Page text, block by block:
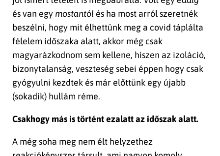
és van egy mostantól és ha most arról szeretnék
beszélni, hogy mit élhettünk meg a covid táplálta
félelem időszaka alatt, akkor még csak
magyarázkodnom sem kellene, hiszen az izoláció,
bizonytalanság, veszteség sebei éppen hogy csak
gyógyulni kezdtek és már előttünk egy újabb
(sokadik) hullám réme.
Csakhogy más is történt ezalatt az időszak alatt.
A még soha meg nem élt helyzethez